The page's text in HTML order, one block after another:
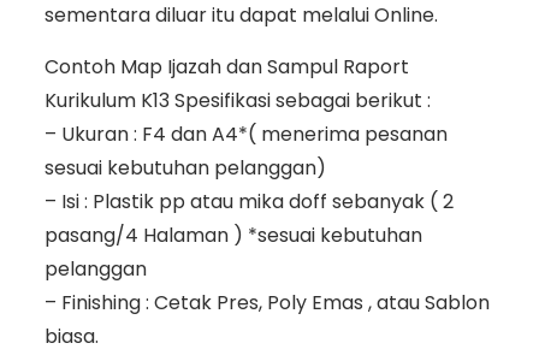
sementara diluar itu dapat melalui Online.
Contoh Map Ijazah dan Sampul Raport
Kurikulum K13 Spesifikasi sebagai berikut :
– Ukuran : F4 dan A4*( menerima pesanan
sesuai kebutuhan pelanggan)
– Isi : Plastik pp atau mika doff sebanyak ( 2
pasang/4 Halaman ) *sesuai kebutuhan
pelanggan
– Finishing : Cetak Pres, Poly Emas , atau Sablon
biasa.